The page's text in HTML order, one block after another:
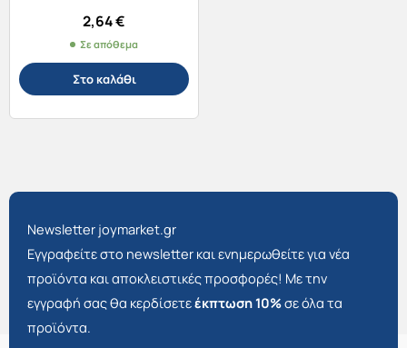
2,64€
Σε απόθεμα
Στο καλάθι
Newsletter joymarket.gr
Εγγραφείτε στο newsletter και ενημερωθείτε για νέα
προϊόντα και αποκλειστικές προσφορές! Με την
εγγραφή σας θα κερδίσετεέκπτωση 10%σε όλα τα
προϊόντα.